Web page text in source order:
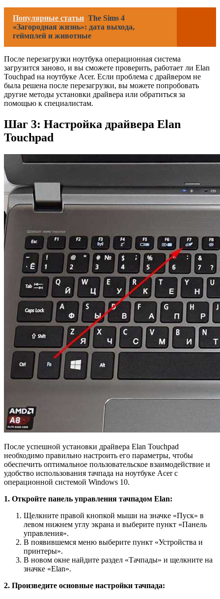
Популярные статьи The Sims 4
«Загородная жизнь»: дата выхода,
геймплей и животные
После перезагрузки ноутбука операционная система
загрузится заново, и вы сможете проверить, работает ли Elan
Touchpad на ноутбуке Acer. Если проблема с драйвером не
была решена после перезагрузки, вы можете попробовать
другие методы установки драйвера или обратиться за
помощью к специалистам.
Шаг 3: Настройка драйвера Elan
Touchpad
После успешной установки драйвера Elan Touchpad
необходимо правильно настроить его параметры, чтобы
обеспечить оптимальное пользовательское взаимодействие и
удобство использования тачпада на ноутбуке Acer с
операционной системой Windows 10.
1. Откройте панель управления тачпадом Elan:
Щелкните правой кнопкой мыши на значке «Пуск» в
левом нижнем углу экрана и выберите пункт «Панель
управления».
В появившемся меню выберите пункт «Устройства и
принтеры».
В новом окне найдите раздел «Тачпады» и щелкните на
значке «Elan».
2. Произведите основные настройки тачпада: